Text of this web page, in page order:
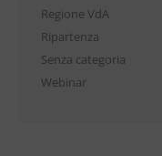
Regione VdA
Ripartenza
Senza categoria
Webinar